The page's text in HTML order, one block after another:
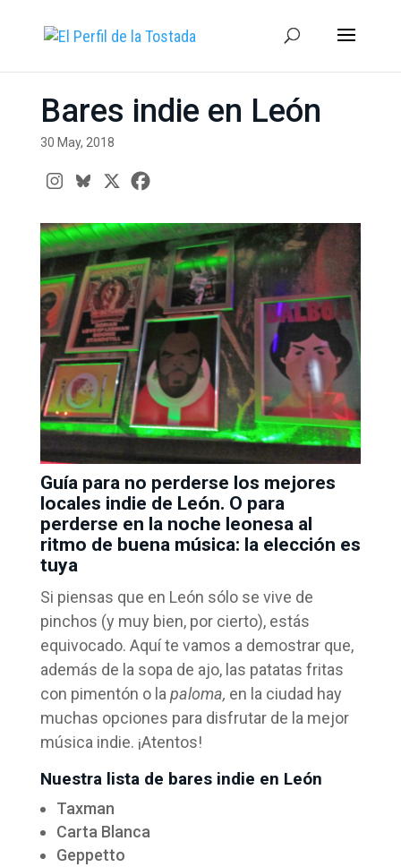
Bares indie en León
30 May, 2018
Guía para no perderse los mejores
locales indie de León. O para
perderse en la noche leonesa al
ritmo de buena música: la elección es
tuya
Si piensas que en León sólo se vive de
pinchos (y muy bien, por cierto), estás
equivocado. Aquí te vamos a demostrar que,
además de la sopa de ajo, las patatas fritas
con pimentón o la paloma, en la ciudad hay
muchas opciones para disfrutar de la mejor
música indie. ¡Atentos!
Nuestra lista de bares indie en León
Taxman
Carta Blanca
Geppetto